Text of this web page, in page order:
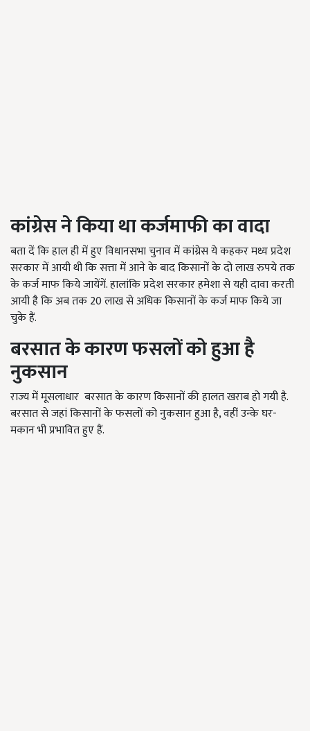
कांग्रेस ने किया था कर्जमाफी का वादा
बता दें कि हाल ही में हुए विधानसभा चुनाव में कांग्रेस ये कहकर मध्य प्रदेश
सरकार में आयी थी कि सत्ता में आने के बाद किसानों के दो लाख रुपये तक
के कर्ज माफ किये जायेंगें. हालांकि प्रदेश सरकार हमेशा से यही दावा करती
आयी है कि अब तक20लाख से अधिक किसानों के कर्ज माफ किये जा
चुके हैं.
बरसात के कारण फसलों को हुआ है
नुकसान
राज्य में मूसलाधार बरसात के कारण किसानों की हालत खराब हो गयी है.
बरसात से जहां किसानों के फसलों को नुकसान हुआ है, वहीं उन्के घर-
मकान भी प्रभावित हुए हैं.